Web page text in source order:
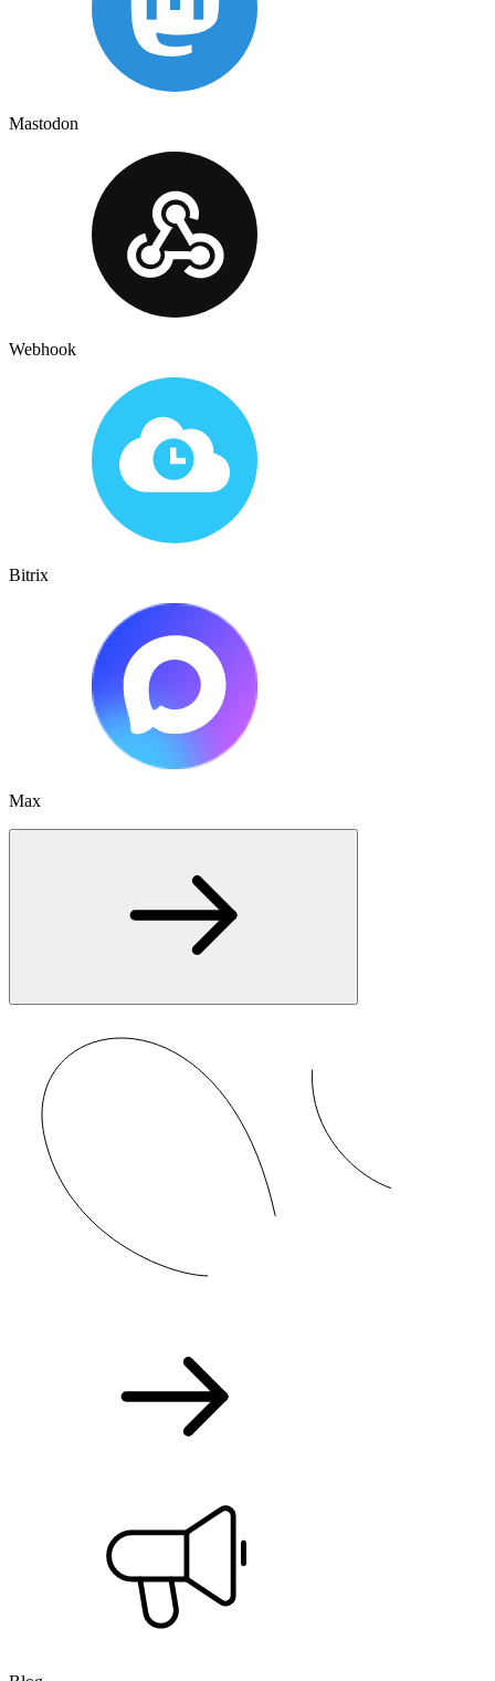
Mastodon
Webhook
Bitrix
Max